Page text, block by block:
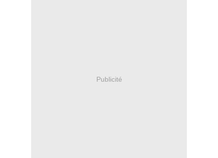
Publicité